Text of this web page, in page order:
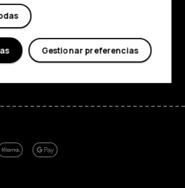
YoutubeLinkedinDiscord
Gestionar preferencias